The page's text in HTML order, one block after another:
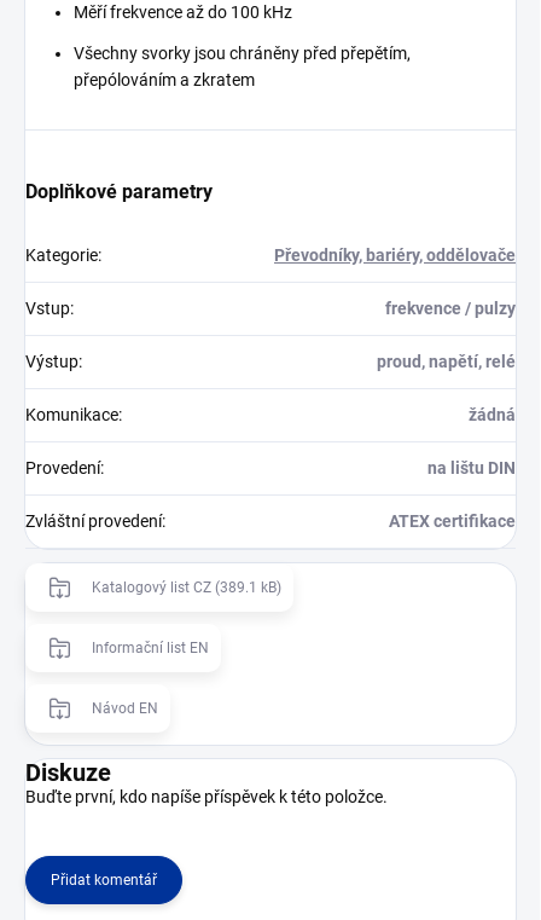
Měří frekvence až do 100 kHz
Všechny svorky jsou chráněny před přepětím,
přepólováním a zkratem
Doplňkové parametry
Kategorie: Převodníky, bariéry, oddělovače
Vstup: frekvence / pulzy
Výstup: proud, napětí, relé
Komunikace: žádná
Provedení: na lištu DIN
Zvláštní provedení: ATEX certifikace
Katalogový list CZ (389.1 kB)
Informační list EN
Návod EN
Diskuze
Buďte první, kdo napíše příspěvek k této položce.
Přidat komentář